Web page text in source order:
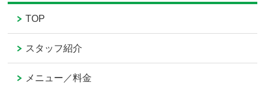
TOP
スタッフ紹介
メニュー／料金